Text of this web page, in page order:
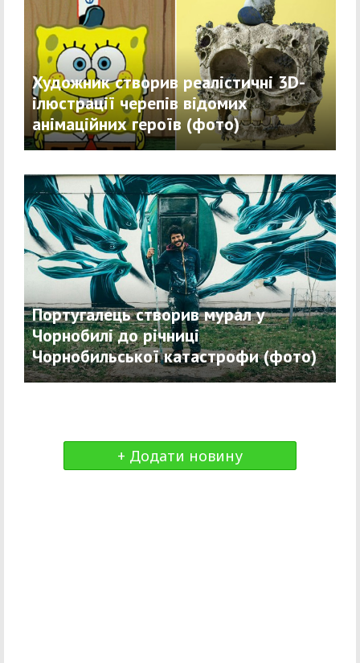
Художник створив реалістичні 3D-
ілюстрації черепів відомих
анімаційних героїв (фото)
Португалець створив мурал у
Чорнобилі до річниці
Чорнобильської катастрофи (фото)
+ Додати новину